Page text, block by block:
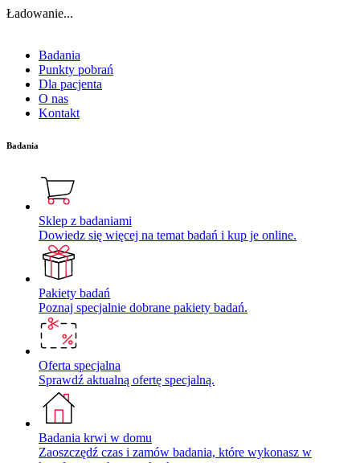
Ładowanie...
Badania
Punkty pobrań
Dla pacjenta
O nas
Kontakt
Badania
Sklep z badaniami
Dowiedz się więcej na temat badań i kup je online.
Pakiety badań
Poznaj specjalnie dobrane pakiety badań.
Oferta specjalna
Sprawdź aktualną ofertę specjalną.
Badania krwi w domu
Zaoszczędź czas i zamów badania, które wykonasz w